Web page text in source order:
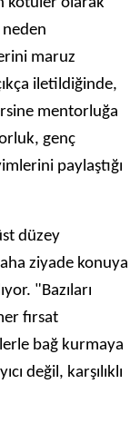
maruz
iletildiğinde,
mentorluğa
genç
paylaştığı
düzey
ziyade konuya
"Bazıları
fırsat
bağ kurmaya
değil, karşılıklı